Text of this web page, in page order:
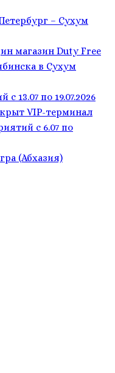
– Сухум
магазин Duty Free
в Сухум
13.07 по 19.07.2026
VIP-терминал
с 6.07 по
(Абхазия)